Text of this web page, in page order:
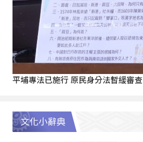
平埔專法已施行 原民身分法暫緩審查
文化小辭典